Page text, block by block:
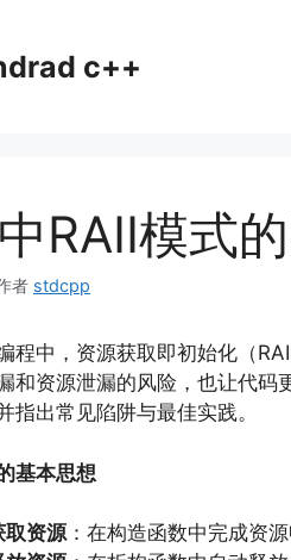
c++
RAII模式
者 stdcpp
程中，资源获取即初始化（
和资源泄漏的风险，也让代码
指出常见陷阱与最佳实践。
基本思想
取资源：在构造函数中完成资